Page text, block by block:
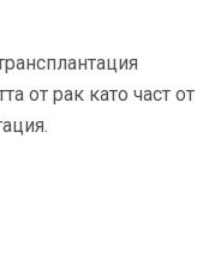
от рак като част от